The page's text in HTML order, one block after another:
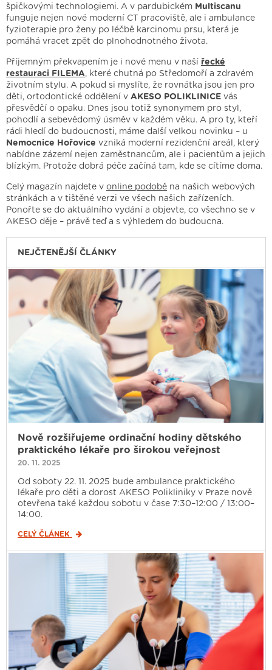
špičkovými technologiemi. A v pardubickém Multiscanu
funguje nejen nové moderní CT pracoviště, ale i ambulance
fyzioterapie pro ženy po léčbě karcinomu prsu, která je
pomáhá vracet zpět do plnohodnotného života.
Příjemným překvapením je i nové menu v naší řecké
restauraci FILEMA, které chutná po Středomoří a zdravém
životním stylu. A pokud si myslíte, že rovnátka jsou jen pro
děti, ortodontické oddělení v AKESO POLIKLINICE vás
přesvědčí o opaku. Dnes jsou totiž synonymem pro styl,
pohodlí a sebevědomý úsměv v každém věku. A pro ty, kteří
rádi hledí do budoucnosti, máme další velkou novinku – u
Nemocnice Hořovice vzniká moderní rezidenční areál, který
nabídne zázemí nejen zaměstnancům, ale i pacientům a jejich
blízkým. Protože dobrá péče začíná tam, kde se cítíme doma.
Celý magazín najdete v online podobě na našich webových
stránkách a v tištěné verzi ve všech našich zařízeních.
Ponořte se do aktuálního vydání a objevte, co všechno se v
AKESO děje – právě teď a s výhledem do budoucna.
NEJČTENĚJŠÍ ČLÁNKY
Nově rozšiřujeme ordinační hodiny dětského
praktického lékaře pro širokou veřejnost
20. 11. 2025
Od soboty 22. 11. 2025 bude ambulance praktického
lékaře pro děti a dorost AKESO Polikliniky v Praze nově
otevřena také každou sobotu v čase 7:30–12:00 / 13:00–
14:00.
CELÝ ČLÁNEK